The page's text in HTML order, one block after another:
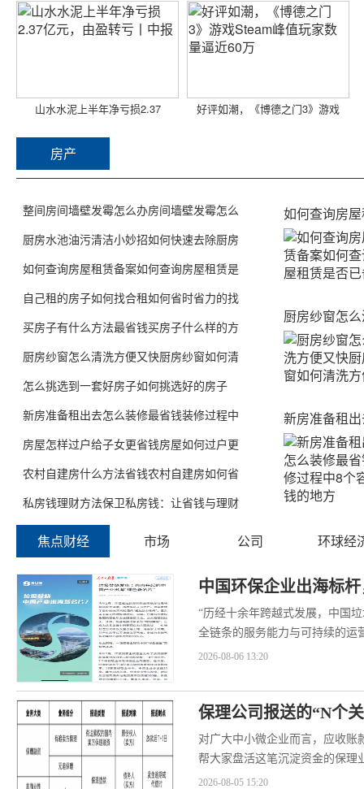
山水水泥上半年净亏损2.37 好评如潮，《博德之门3》游戏
房产
如何查询房
厨房纱窗怎
新房准备租
整间房间墙壁发霉怎么办房间墙壁发霉怎么
厨房水池油污清洁小妙招如何快速去除厨房
如何查询房屋租赁备案如何查询房屋租赁是
自己租的房子如何找合租如何省时省力的找
买房子有什么方法最省钱买房子什么样的方
厨房纱窗怎么清洗方便又快厨房纱窗如何清
怎么挑选到一套好房子如何挑选好的房子
新房准备租出去怎么装修最省钱装修过程中
房屋怎样过户给子女更省钱房屋如何过户更
农村自建房什么方法省钱农村自建房如何省
私房钱理财方法保卫私房钱：让省钱与理财
焦点财经 市场 公司 环球经
中国环保企业出海标
“历经十余年跨越式发展，中国
全链条的服务能力与可持续的运
高铁、新能源汽车等之后，中...
2026-08-06 13:20
保理公司报送的“N个
对广大中小微企业而言，应收账
帮大家盘活这笔沉淀资金的保理
保理业务是以债权人转让应收...
2026-08-05 15:20